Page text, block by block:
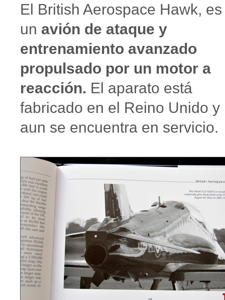
El British Aerospace Hawk, es
un avión de ataque y
entrenamiento avanzado
propulsado por un motor a
reacción. El aparato está
fabricado en el Reino Unido y
aun se encuentra en servicio.